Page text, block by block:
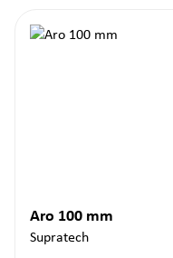
Aro 100 mm
Supratech